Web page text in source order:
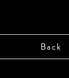
Back